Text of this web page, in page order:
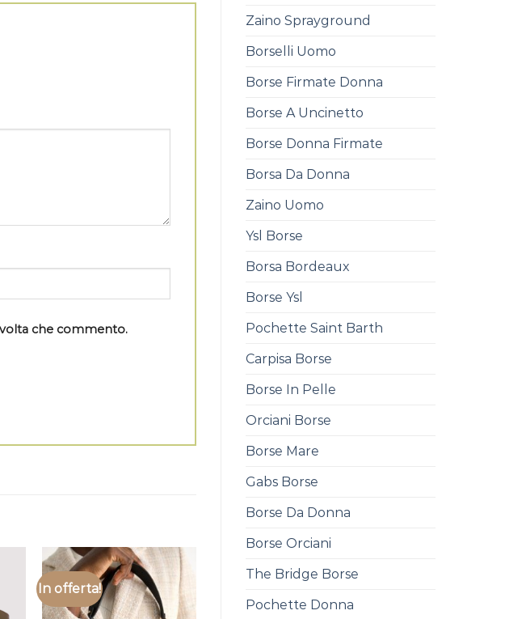
Zaino Sprayground
Borselli Uomo
Borse Firmate Donna
Borse A Uncinetto
Borse Donna Firmate
Borsa Da Donna
Zaino Uomo
Ysl Borse
Borsa Bordeaux
Borse Ysl
Pochette Saint Barth
Carpisa Borse
Borse In Pelle
Orciani Borse
Borse Mare
Gabs Borse
Borse Da Donna
Borse Orciani
The Bridge Borse
Pochette Donna
che commento.
In offerta!